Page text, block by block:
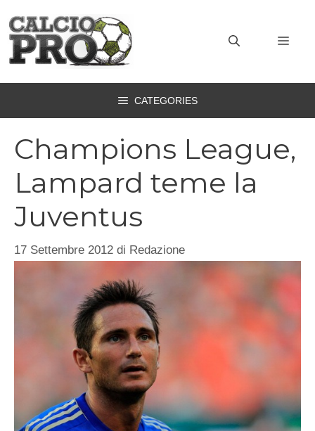
contenuto
CATEGORIES
Champions League,
Lampard teme la
Juventus
17 Settembre 2012 di Redazione